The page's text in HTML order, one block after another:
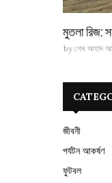
মুতলা রিজ:
by শেখ আহাদ
জীবনী
পর্যটন আকর্ষণ
ফুটবল